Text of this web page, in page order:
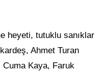
heyeti, tutuklu sanıklar
Ahmet Turan
Kaya, Faruk